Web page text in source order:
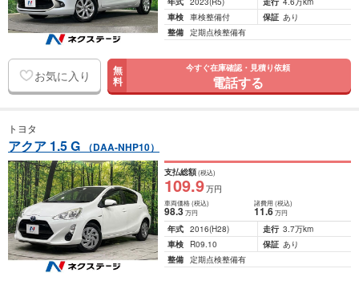
車検 車検整備付 保証 あり
整備 定期点検整備有
お気に入り 無
料
今すぐ在庫確認・見積り依頼
電話する
トヨタ
アクア 1.5 G （DAA-NHP10）
支払総額(税込)
109.9万円
車両価格(税込)
98.3万円
諸費用 (税込)
11.6 万円
年式 2016(H28) 走行 3.7万km
車検
R09.10 保証 あり
整備 定期点検整備有